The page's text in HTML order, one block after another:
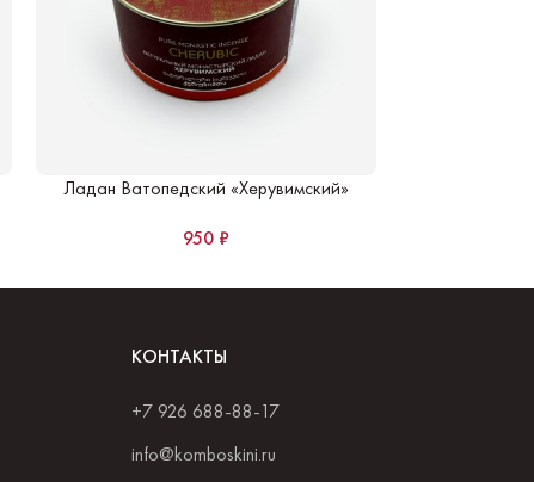
Ладан Ватопедский «Херувимский»
950 ₽
КОНТАКТЫ
+7 926 688-88-17
info@komboskini.ru